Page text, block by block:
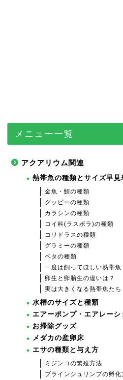
メニュー一覧
アクアリウム関連
熱帯魚の種類とサイズ早見
金魚・鯉の種類
グッピーの種類
カラシンの種類
コイ科(ラスボラ)の種類
コリドラスの種類
グラミーの種類
ベタの種類
一度は飼ってほしい熱帯魚
卵生と卵胎生の違いは？
実は大きくなる熱帯魚たち
水槽のサイズと種類
エアーポンプ・エアレーシ
お掃除グッズ
メダカの産卵床
エサの種類と与え方
ミジンコの繁殖方法
ブラインシュリンプの孵化